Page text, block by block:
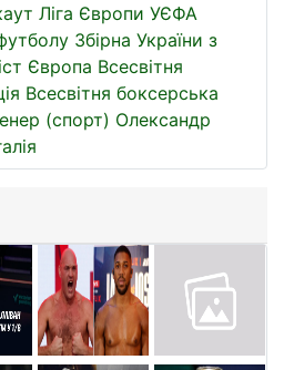
Ліга Європи УЄФА
Збірна України з
Європа Всесвітня
Всесвітня боксерська
(спорт) Олександр